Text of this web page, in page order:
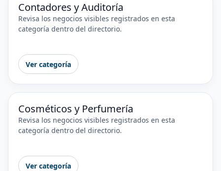
Contadores y Auditoría
Revisa los negocios visibles registrados en esta
categoría dentro del directorio.
Ver categoría
Cosméticos y Perfumería
Revisa los negocios visibles registrados en esta
categoría dentro del directorio.
Ver categoría